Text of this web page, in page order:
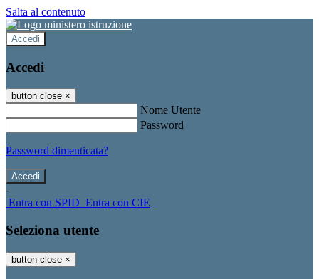
Salta al contenuto
Accedi
Accedi
button close ×
Nome Utente
Password
Password dimenticata?
-
Entra con SPID Entra con CIE
Seleziona utente
button close ×